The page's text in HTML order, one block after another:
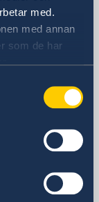
med.
med annan
som de har